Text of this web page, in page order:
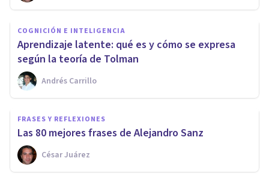
COGNICIÓN E INTELIGENCIA
Aprendizaje latente: qué es y cómo se expresa
según la teoría de Tolman
Andrés Carrillo
FRASES Y REFLEXIONES
Las 80 mejores frases de Alejandro Sanz
César Juárez